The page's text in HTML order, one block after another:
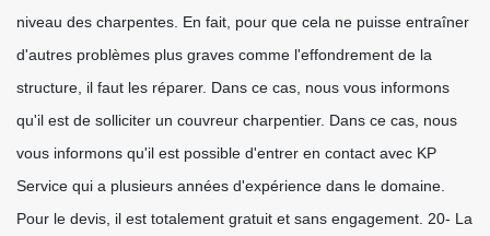
niveau des charpentes. En fait, pour que cela ne puisse entraîner
d'autres problèmes plus graves comme l'effondrement de la
structure, il faut les réparer. Dans ce cas, nous vous informons
qu'il est de solliciter un couvreur charpentier. Dans ce cas, nous
vous informons qu'il est possible d'entrer en contact avec KP
Service qui a plusieurs années d'expérience dans le domaine.
Pour le devis, il est totalement gratuit et sans engagement. 20- La